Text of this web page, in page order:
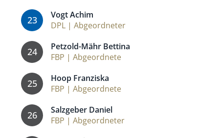
23
Vogt Achim
DPL | Abgeordneter
24
Petzold-Mähr Bettina
FBP | Abgeordnete
25
Hoop Franziska
FBP | Abgeordnete
26
Salzgeber Daniel
FBP | Abgeordneter